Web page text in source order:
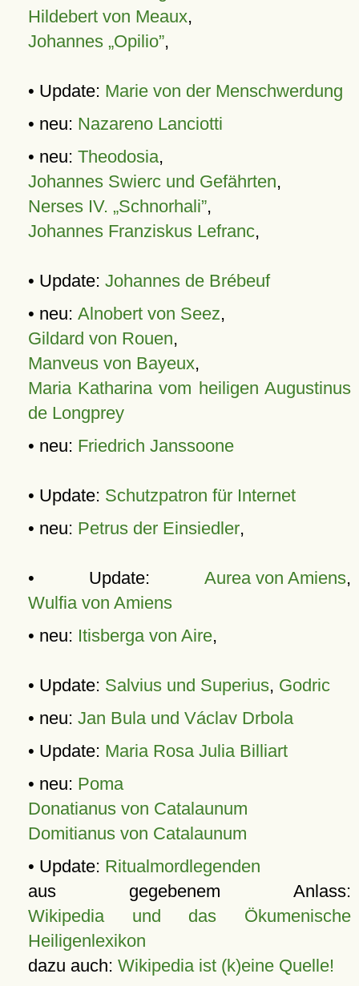
Hildebert von Meaux,
Johannes „Opilio”,
• Update: Marie von der Menschwerdung
• neu: Nazareno Lanciotti
• neu: Theodosia,
Johannes Swierc und Gefährten,
Nerses IV. „Schnorhali”,
Johannes Franziskus Lefranc,
• Update: Johannes de Brébeuf
• neu: Alnobert von Seez,
Gildard von Rouen,
Manveus von Bayeux,
Maria Katharina vom heiligen Augustinus
de Longprey
• neu: Friedrich Janssoone
• Update: Schutzpatron für Internet
• neu: Petrus der Einsiedler,
• Update: Aurea von Amiens,
Wulfia von Amiens
• neu: Itisberga von Aire,
• Update: Salvius und Superius, Godric
• neu: Jan Bula und Václav Drbola
• Update: Maria Rosa Julia Billiart
• neu: Poma
Donatianus von Catalaunum
Domitianus von Catalaunum
• Update: Ritualmordlegenden
aus gegebenem Anlass:
Wikipedia und das Ökumenische
Heiligenlexikon
dazu auch: Wikipedia ist (k)eine Quelle!